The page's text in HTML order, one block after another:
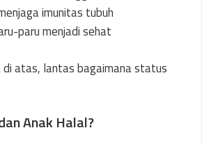
imunitas tubuh
paru menjadi sehat
atas, lantas bagaimana status
Anak Halal?